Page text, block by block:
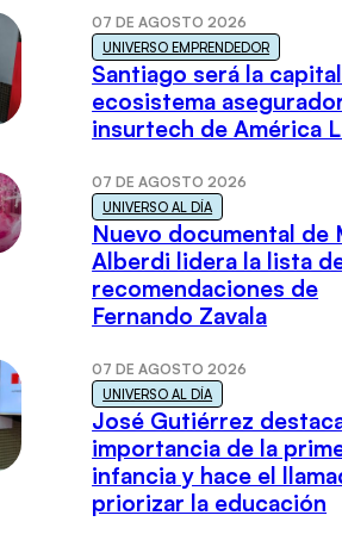
07 DE AGOSTO 2026
UNIVERSO EMPRENDEDOR
Santiago será la
ecosistema
insurtech de América
07 DE AGOSTO 2026
UNIVERSO AL DÍA
Nuevo documental de
Alberdi lidera la lista
recomendaciones de
Fernando Zavala
07 DE AGOSTO 2026
UNIVERSO AL DÍA
José Gutiérrez
importancia de la
infancia y hace el
priorizar la educación